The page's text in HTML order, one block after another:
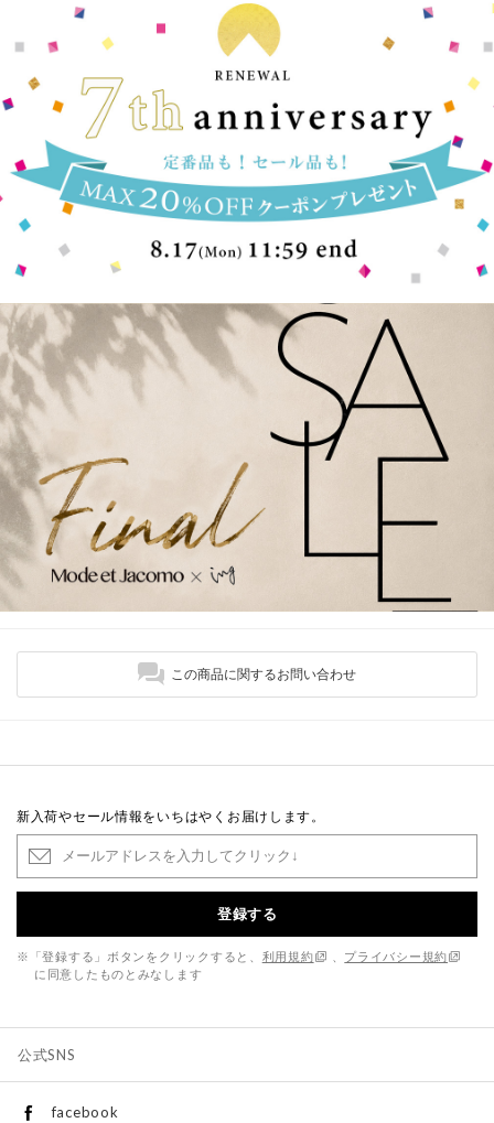
この商品に関するお問い合わせ
新入荷やセール情報をいちはやくお届けします。
登録する
※「登録する」ボタンをクリックすると、 利用規約
プライバシー規約
に同意したものとみなします
公式SNS
facebook